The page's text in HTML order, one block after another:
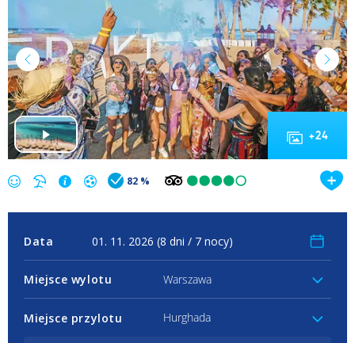
+24
82 %
Data
Miejsce wylotu Warszawa
Miejsce przylotu Hurghada